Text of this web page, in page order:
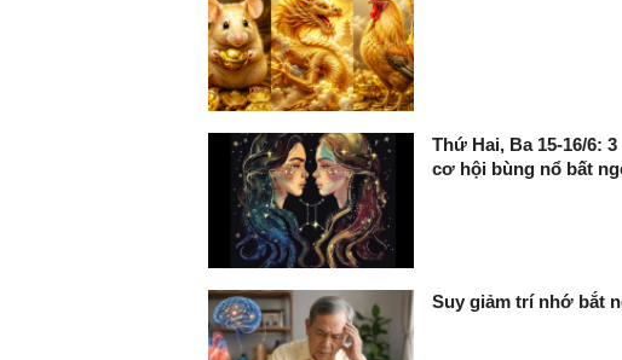
Thứ Hai, Ba 15-16/6:
cơ hội bùng nổ bất
Suy giảm trí nhớ bắt